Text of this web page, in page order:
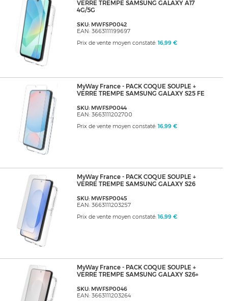
VERRE TREMPE SAMSUNG GALAXY A17
4G/5G
SKU: MWFSP0042
EAN: 3663111199697
Prix de vente moyen constaté: 16,99 €
MyWay France - PACK COQUE SOUPLE +
VERRE TREMPE SAMSUNG GALAXY S25 FE
SKU: MWFSP0044
EAN: 3663111202700
Prix de vente moyen constaté: 16,99 €
MyWay France - PACK COQUE SOUPLE +
VERRE TREMPE SAMSUNG GALAXY S26
SKU: MWFSP0045
EAN: 3663111203257
Prix de vente moyen constaté: 16,99 €
MyWay France - PACK COQUE SOUPLE +
VERRE TREMPE SAMSUNG GALAXY S26+
SKU: MWFSP0046
EAN: 3663111203264